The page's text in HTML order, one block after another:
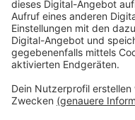
Tagen bei den
die viele Opfer zu
Anzeige